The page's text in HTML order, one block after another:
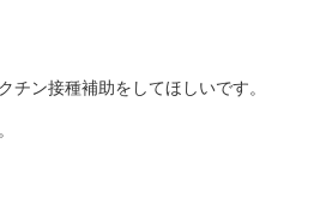
チン接種補助をしてほしいです。